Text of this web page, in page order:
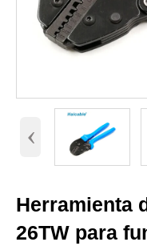
‹
Herramienta
26TW para